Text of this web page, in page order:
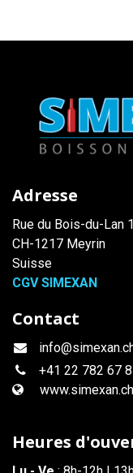
Adresse
Rue du Bois-du-Lan
CH-1217 Meyrin
Suisse
CGV SIMEXAN
Contact
+41 22 782 67
www.simexan.ch
Heures